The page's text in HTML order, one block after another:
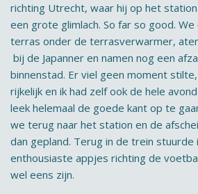
richting Utrecht, waar hij op het
een grote glimlach. So far so good.
terras onder de terrasverwarmer,
bij de Japanner en namen nog een
binnenstad. Er viel geen moment
rijkelijk en ik had zelf ook de hele
leek helemaal de goede kant op te
we terug naar het station en de
dan gepland. Terug in de trein stuurde
enthousiaste appjes richting de
wel eens zijn.